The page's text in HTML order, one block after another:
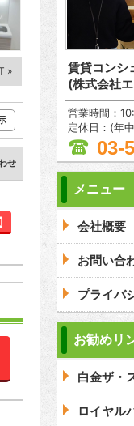
»
せ
お問合わせ
賃貸コンシ
(株式会社
営業時間：
定休日：(年
03-
メニュー
会社概要
お問い合
プライバ
お勧めリ
白金ザ・
ロイヤル